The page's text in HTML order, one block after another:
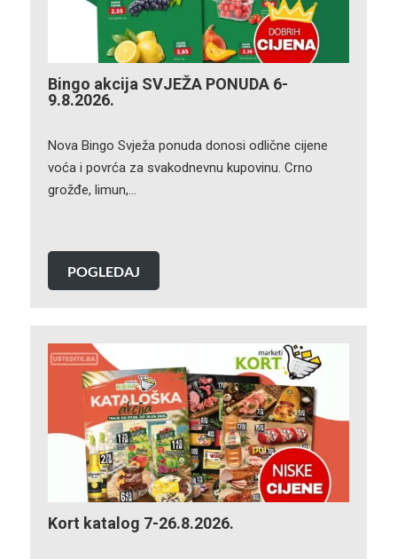
Bingo akcija SVJEŽA PONUDA 6-
9.8.2026.
Nova Bingo Svježa ponuda donosi odlične cijene
voća i povrća za svakodnevnu kupovinu. Crno
grožđe, limun,…
POGLEDAJ
Kort katalog 7-26.8.2026.